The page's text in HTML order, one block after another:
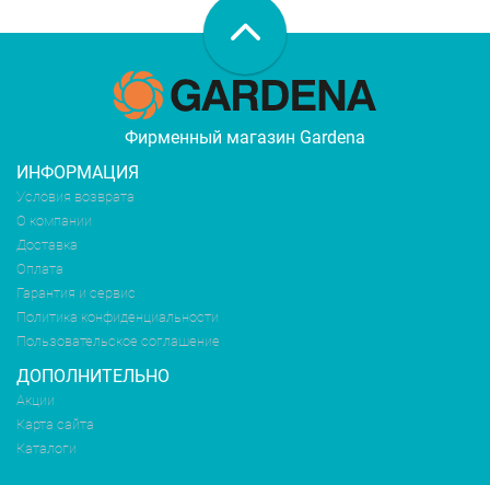
Фирменный магазин Gardena
ИНФОРМАЦИЯ
Условия возврата
О компании
Доставка
Оплата
Гарантия и сервис
Политика конфиденциальности
Пользовательское соглашение
ДОПОЛНИТЕЛЬНО
Акции
Карта сайта
Каталоги